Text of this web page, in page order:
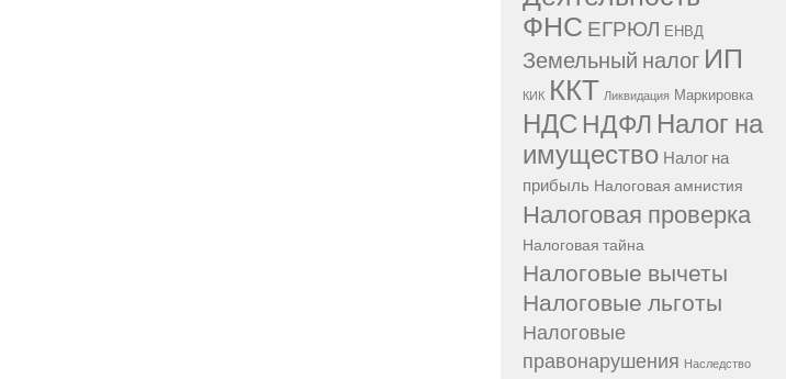
ФНС ЕГРЮЛ ЕНВД
Земельный налог ИП
КИК ККТ Ликвидация Маркировка
НДС НДФЛ Налог на
имущество Налог на
прибыль Налоговая амнистия
Налоговая проверка
Налоговая тайна
Налоговые вычеты
Налоговые льготы
Налоговые
правонарушения Наследство